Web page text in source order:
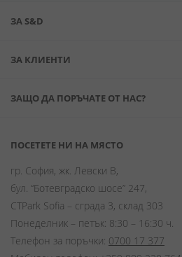
ЗА S&D
ЗА КЛИЕНТИ
ЗАЩО ДА ПОРЪЧАТЕ ОТ НАС?
ПОСЕТЕТЕ НИ НА МЯСТО
гр. София, жк. Левски В,
бул. “Ботевградско шосе” 247,
CTPark Sofia – сграда 3, склад 303
Понеделник – петък: 8:30 – 16:30 ч.
Телефон за поръчки: 0700 17 377